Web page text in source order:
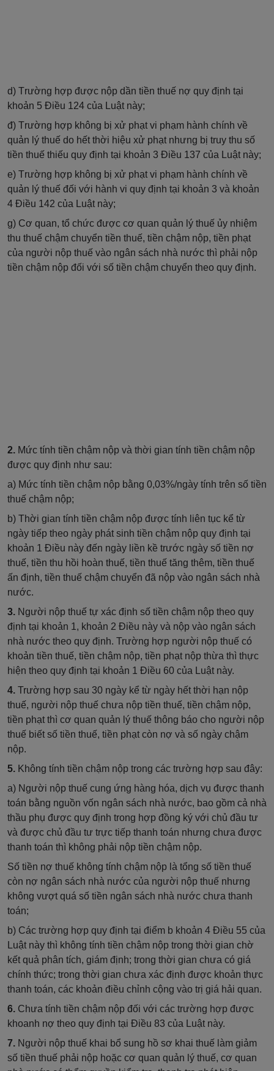
d) Trường hợp được nộp dần tiền thuế nợ quy định tại
khoản 5 Điều 124 của Luật này;
đ) Trường hợp không bị xử phạt vi phạm hành chính về
quản lý thuế do hết thời hiệu xử phạt nhưng bị truy thu số
tiền thuế thiếu quy định tại khoản 3 Điều 137 của Luật này;
e) Trường hợp không bị xử phạt vi phạm hành chính về
quản lý thuế đối với hành vi quy định tại khoản 3 và khoản
4 Điều 142 của Luật này;
g) Cơ quan, tổ chức được cơ quan quản lý thuế ủy nhiệm
thu thuế chậm chuyển tiền thuế, tiền chậm nộp, tiền phạt
của người nộp thuế vào ngân sách nhà nước thì phải nộp
tiền chậm nộp đối với số tiền chậm chuyển theo quy định.
2. Mức tính tiền chậm nộp và thời gian tính tiền chậm nộp
được quy định như sau:
a) Mức tính tiền chậm nộp bằng 0,03%/ngày tính trên số tiền
thuế chậm nộp;
b) Thời gian tính tiền chậm nộp được tính liên tục kể từ
ngày tiếp theo ngày phát sinh tiền chậm nộp quy định tại
khoản 1 Điều này đến ngày liền kề trước ngày số tiền nợ
thuế, tiền thu hồi hoàn thuế, tiền thuế tăng thêm, tiền thuế
ấn định, tiền thuế chậm chuyển đã nộp vào ngân sách nhà
nước.
3. Người nộp thuế tự xác định số tiền chậm nộp theo quy
định tại khoản 1, khoản 2 Điều này và nộp vào ngân sách
nhà nước theo quy định. Trường hợp người nộp thuế có
khoản tiền thuế, tiền chậm nộp, tiền phạt nộp thừa thì thực
hiện theo quy định tại khoản 1 Điều 60 của Luật này.
4. Trường hợp sau 30 ngày kể từ ngày hết thời hạn nộp
thuế, người nộp thuế chưa nộp tiền thuế, tiền chậm nộp,
tiền phạt thì cơ quan quản lý thuế thông báo cho người nộp
thuế biết số tiền thuế, tiền phạt còn nợ và số ngày chậm
nộp.
5. Không tính tiền chậm nộp trong các trường hợp sau đây:
a) Người nộp thuế cung ứng hàng hóa, dịch vụ được thanh
toán bằng nguồn vốn ngân sách nhà nước, bao gồm cả nhà
thầu phụ được quy định trong hợp đồng ký với chủ đầu tư
và được chủ đầu tư trực tiếp thanh toán nhưng chưa được
thanh toán thì không phải nộp tiền chậm nộp.
Số tiền nợ thuế không tính chậm nộp là tổng số tiền thuế
còn nợ ngân sách nhà nước của người nộp thuế nhưng
không vượt quá số tiền ngân sách nhà nước chưa thanh
toán;
b) Các trường hợp quy định tại điểm b khoản 4 Điều 55 của
Luật này thì không tính tiền chậm nộp trong thời gian chờ
kết quả phân tích, giám định; trong thời gian chưa có giá
chính thức; trong thời gian chưa xác định được khoản thực
thanh toán, các khoản điều chỉnh cộng vào trị giá hải quan.
6. Chưa tính tiền chậm nộp đối với các trường hợp được
khoanh nợ theo quy định tại Điều 83 của Luật này.
7. Người nộp thuế khai bổ sung hồ sơ khai thuế làm giảm
số tiền thuế phải nộp hoặc cơ quan quản lý thuế, cơ quan